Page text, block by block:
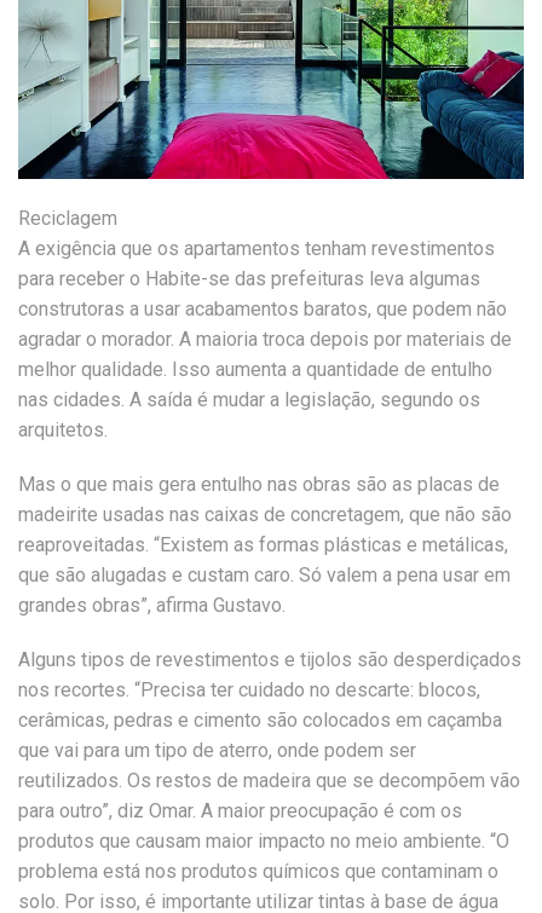
Reciclagem
A exigência que os apartamentos tenham revestimentos
para receber o Habite-se das prefeituras leva algumas
construtoras a usar acabamentos baratos, que podem não
agradar o morador. A maioria troca depois por materiais de
melhor qualidade. Isso aumenta a quantidade de entulho
nas cidades. A saída é mudar a legislação, segundo os
arquitetos.
Mas o que mais gera entulho nas obras são as placas de
madeirite usadas nas caixas de concretagem, que não são
reaproveitadas. “Existem as formas plásticas e metálicas,
que são alugadas e custam caro. Só valem a pena usar em
grandes obras”, afirma Gustavo.
Alguns tipos de revestimentos e tijolos são desperdiçados
nos recortes. “Precisa ter cuidado no descarte: blocos,
cerâmicas, pedras e cimento são colocados em caçamba
que vai para um tipo de aterro, onde podem ser
reutilizados. Os restos de madeira que se decompõem vão
para outro”, diz Omar. A maior preocupação é com os
produtos que causam maior impacto no meio ambiente. “O
problema está nos produtos químicos que contaminam o
solo. Por isso, é importante utilizar tintas à base de água